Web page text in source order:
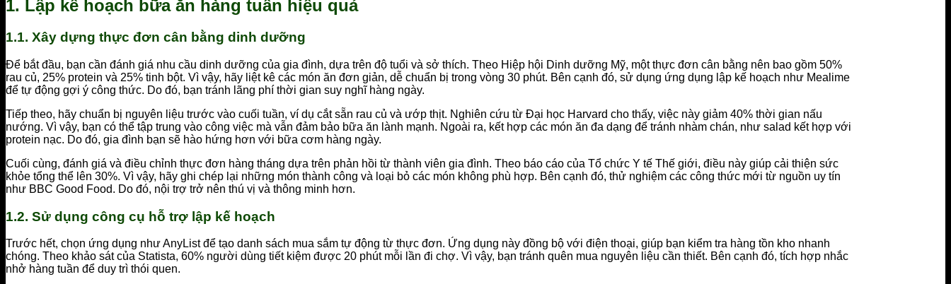
1. Lập kế hoạch bữa ăn hàng tuần hiệu quả
1.1. Xây dựng thực đơn cân bằng dinh dưỡng
Để bắt đầu, bạn cần đánh giá nhu cầu dinh dưỡng của gia đình, dựa trên độ tuổi và sở thích. Theo Hiệp hội Dinh dưỡng Mỹ, một thực đơn cân bằng nên bao gồm 50%
rau củ, 25% protein và 25% tinh bột. Vì vậy, hãy liệt kê các món ăn đơn giản, dễ chuẩn bị trong vòng 30 phút. Bên cạnh đó, sử dụng ứng dụng lập kế hoạch như Mealime
để tự động gợi ý công thức. Do đó, bạn tránh lãng phí thời gian suy nghĩ hàng ngày.
Tiếp theo, hãy chuẩn bị nguyên liệu trước vào cuối tuần, ví dụ cắt sẵn rau củ và ướp thịt. Nghiên cứu từ Đại học Harvard cho thấy, việc này giảm 40% thời gian nấu
nướng. Vì vậy, bạn có thể tập trung vào công việc mà vẫn đảm bảo bữa ăn lành mạnh. Ngoài ra, kết hợp các món ăn đa dạng để tránh nhàm chán, như salad kết hợp với
protein nạc. Do đó, gia đình bạn sẽ hào hứng hơn với bữa cơm hàng ngày.
Cuối cùng, đánh giá và điều chỉnh thực đơn hàng tháng dựa trên phản hồi từ thành viên gia đình. Theo báo cáo của Tổ chức Y tế Thế giới, điều này giúp cải thiện sức
khỏe tổng thể lên 30%. Vì vậy, hãy ghi chép lại những món thành công và loại bỏ các món không phù hợp. Bên cạnh đó, thử nghiệm các công thức mới từ nguồn uy tín
như BBC Good Food. Do đó, nội trợ trở nên thú vị và thông minh hơn.
1.2. Sử dụng công cụ hỗ trợ lập kế hoạch
Trước hết, chọn ứng dụng như AnyList để tạo danh sách mua sắm tự động từ thực đơn. Ứng dụng này đồng bộ với điện thoại, giúp bạn kiểm tra hàng tồn kho nhanh
chóng. Theo khảo sát của Statista, 60% người dùng tiết kiệm được 20 phút mỗi lần đi chợ. Vì vậy, bạn tránh quên mua nguyên liệu cần thiết. Bên cạnh đó, tích hợp nhắc
nhở hàng tuần để duy trì thói quen.